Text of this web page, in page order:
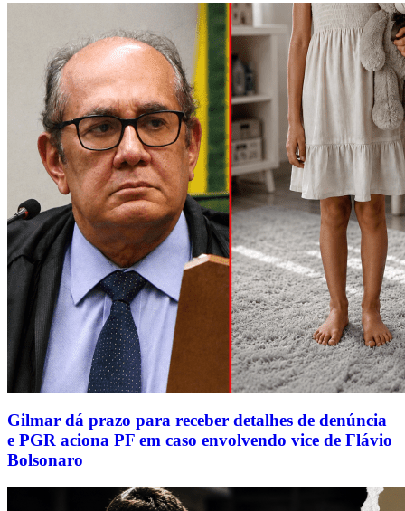
Gilmar dá prazo para receber detalhes de denúncia
e PGR aciona PF em caso envolvendo vice de Flávio
Bolsonaro